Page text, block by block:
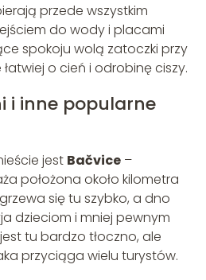
przede wszystkim
do wody i placami
spokoju wolą zatoczki przy
o cień i odrobinę ciszy.
i inne popularne
jest Bačvice–
położona około kilometra
się tu szybko, a dno
dzieciom i mniej pewnym
tu bardzo tłoczno, ale
przyciąga wielu turystów.